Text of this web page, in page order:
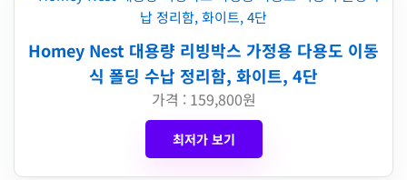
Homey Nest 대용량 리빙박스 가정용 다용도 이동
식 폴딩 수납 정리함, 화이트, 4단
가격 : 159,800원
최저가 보기